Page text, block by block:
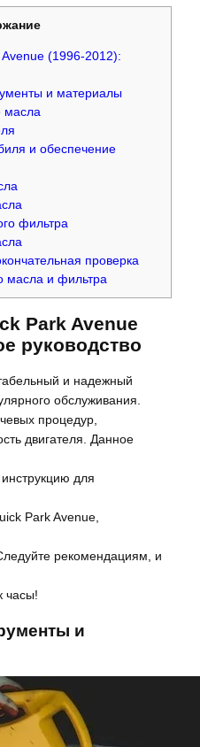
(1996-2012):
и материалы
масла
и обеспечение
фильтра
проверка
масла и фильтра
Park Avenue
руководство
и надежный
обслуживания.
процедур,
двигателя. Данное
для
Park Avenue,
рекомендациям, и
часы!
и